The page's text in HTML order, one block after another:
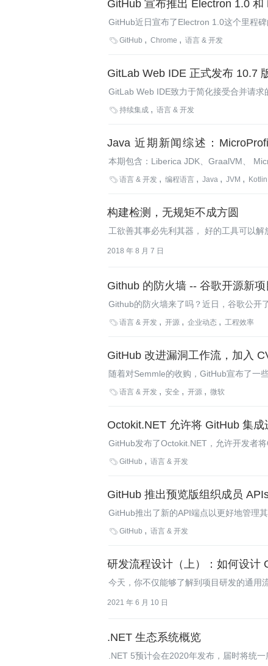
GitHub 宣布推出 Electron 1.0
GitHub近日宣布了Electron 1.0这个里程
GitHub Chrome 语言 & 开发
GitLab Web IDE 正式发布 10.7
GitLab Web IDE致力于简化接受合并请
除此之外，还有一些其他的特性以提高
持续集成 语言 & 开发
Java 近期新闻综述：
Liberica JDK
本期包含：Liberica JDK、GraalVM、
3.4.0、ReactorFirst 0.1.0、Apache
语言 & 开发 编程语言 Java JVM Kotlin
构建检测，无规矩不成方圆
工欲善其事必先利其器， 好的工具可以
2018 年 8 月 7 日
Github 的防火墙 -- 谷歌开源新
Github的防火墙来了吗？近日，谷歌公开
护GitHub项目，从而防止基本的安全配置
语言 & 开发 开源 企业动态 工程效率
GitHub 改进漏洞工作流，加入
随着对Semmle的收购，GitHub宣布了一
语言 & 开发 安全 开源 微软
Octokit.NET 允许将 GitHub 集
GitHub发布了Octokit.NET，允许开发者
API的集成测试。
GitHub 语言 & 开发
GitHub 推出预览版组织成员
GitHub推出了新的API端点以更好地管理
进行用户管理。
GitHub 语言 & 开发
研发流程设计（上）：如何设计
今天，你不仅能够了解到项目研发的通用
2021 年 6 月 10 日
.NET 生态系统概览
.NET 5预计会在2020年发布，届时将统一